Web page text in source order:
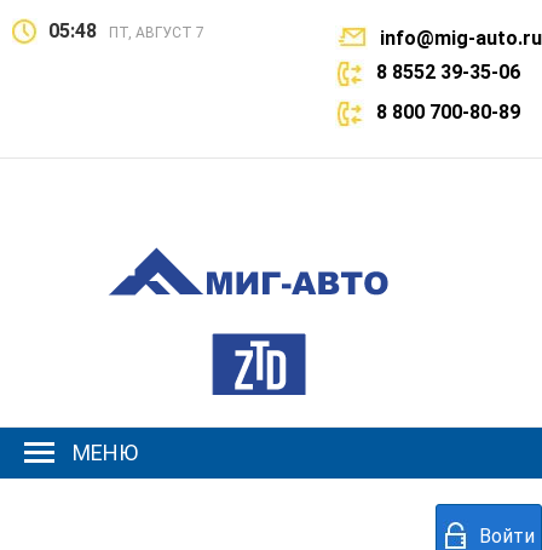
05:48 ПТ, АВГУСТ 7
info@mig-auto.ru
8 8552 39-35-06
8 800 700-80-89
МЕНЮ
Войти